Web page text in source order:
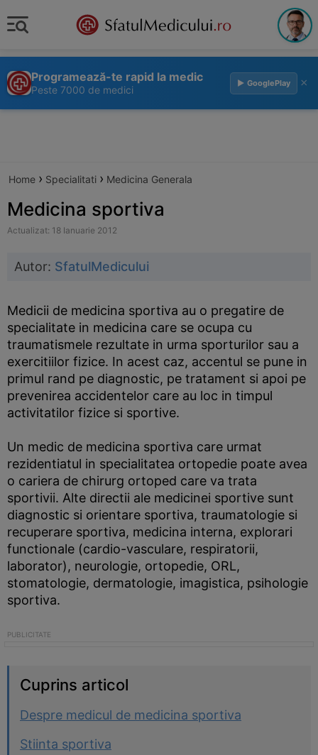
Programează-te rapid la medic
Peste 7000 de medici
▶ GooglePlay ×
Home › Specialitati › Medicina Generala
Medicina sportiva
Actualizat: 18 Ianuarie 2012
Autor: SfatulMedicului
Medicii de medicina sportiva au o pregatire de
specialitate in medicina care se ocupa cu
traumatismele rezultate in urma sporturilor sau a
exercitiilor fizice. In acest caz, accentul se pune in
primul rand pe diagnostic, pe tratament si apoi pe
prevenirea accidentelor care au loc in timpul
activitatilor fizice si sportive.
Un medic de medicina sportiva care urmat
rezidentiatul in specialitatea ortopedie poate avea
o cariera de chirurg ortoped care va trata
sportivii. Alte directii ale medicinei sportive sunt
diagnostic si orientare sportiva, traumatologie si
recuperare sportiva, medicina interna, explorari
functionale (cardio-vasculare, respiratorii,
laborator), neurologie, ortopedie, ORL,
stomatologie, dermatologie, imagistica, psihologie
sportiva.
Cuprins articol
Despre medicul de medicina sportiva
Stiinta sportiva